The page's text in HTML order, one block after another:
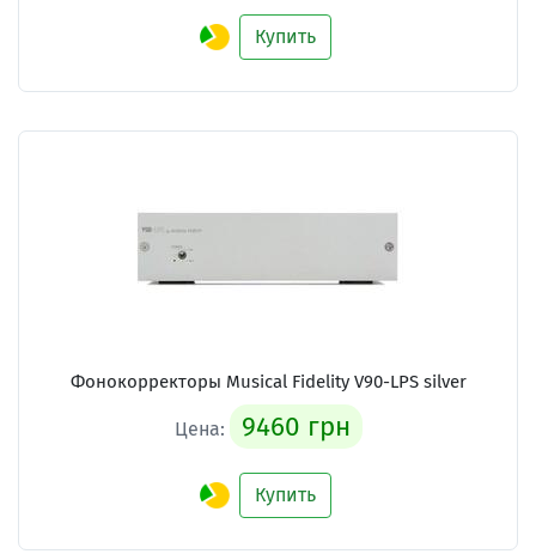
Купить
Фонокорректоры Musical Fidelity V90-LPS silver
Цена: 9460 грн
Купить